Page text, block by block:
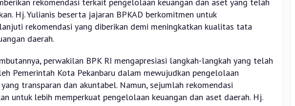
Hj. Yulianis beserta jajaran BPKAD berkomitmen untuk
rekomendasi yang diberikan demi meningkatkan kualitas tata
daerah.
perwakilan BPK RI mengapresiasi langkah-langkah yang telah
Pemerintah Kota Pekanbaru dalam mewujudkan pengelolaan
transparan dan akuntabel. Namun, sejumlah rekomendasi
untuk lebih memperkuat pengelolaan keuangan dan aset daerah. Hj.